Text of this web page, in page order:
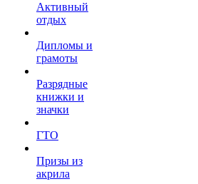
Активный
отдых
Дипломы и
грамоты
Разрядные
книжки и
значки
ГТО
Призы из
акрила